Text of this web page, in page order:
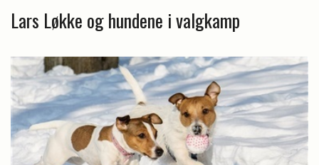
Lars Løkke og hundene i valgkamp